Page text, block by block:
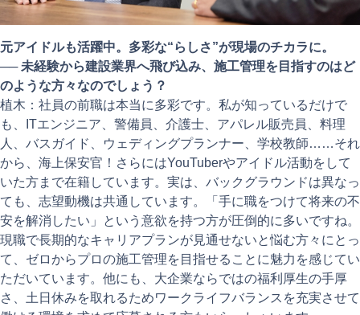
元アイドルも活躍中。多彩な“らしさ”が現場のチカラに。
──未経験から建設業界へ飛び込み、施工管理を目指すのはど
のような方々なのでしょう？
植木：社員の前職は本当に多彩です。私が知っているだけで
も、ITエンジニア、警備員、介護士、アパレル販売員、料理
人、バスガイド、ウェディングプランナー、学校教師……それ
から、海上保安官！さらにはYouTuberやアイドル活動をして
いた方まで在籍しています。実は、バックグラウンドは異なっ
ても、志望動機は共通しています。「手に職をつけて将来の不
安を解消したい」という意欲を持つ方が圧倒的に多いですね。
現職で長期的なキャリアプランが見通せないと悩む方々にとっ
て、ゼロからプロの施工管理を目指せることに魅力を感じてい
ただいています。他にも、大企業ならではの福利厚生の手厚
さ、土日休みを取れるためワークライフバランスを充実させて